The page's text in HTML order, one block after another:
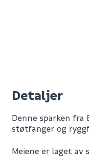
Detaljer
Denne sparken fra
støtfanger og
Meiene er laget av